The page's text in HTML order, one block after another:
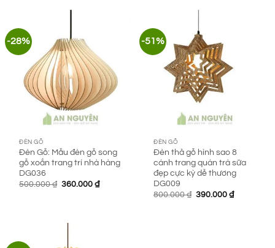
-28%
ĐÈN GỖ
Đèn Gỗ: Mẫu đèn gỗ song
gỗ xoắn trang trí nhà hàng
DG036
500.000₫ Giá
360.000₫Giá
-51%
ĐÈN GỖ
Đèn thả gỗ hình sao 8
cánh trang quán trà sữa
đẹp cực kỳ dễ thương
DG009
800.000₫ Giá
390.000₫Giá